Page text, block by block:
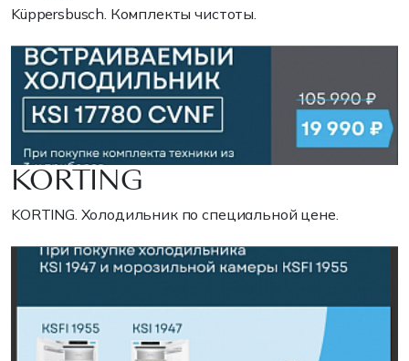
Küppersbusch. Комплекты чистоты.
KORTING
KORTING. Холодильник по специальной цене.